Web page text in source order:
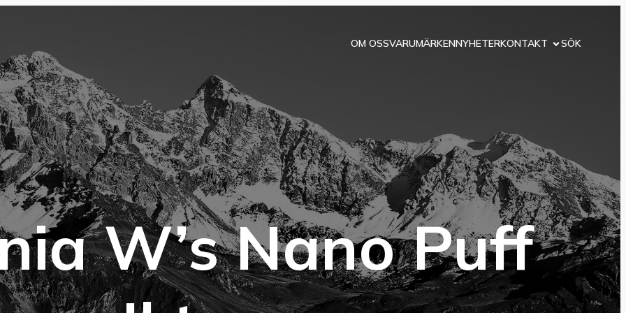
OM OSSVARUMÄRKENNYHETERKONTAKT SÖK
W’s Nano Puff